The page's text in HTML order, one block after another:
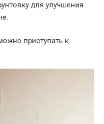
для улучшения
приступать к